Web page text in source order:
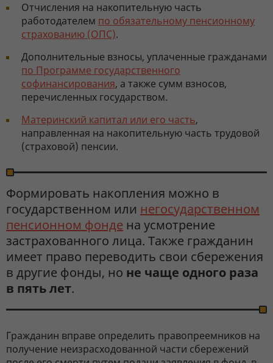
Отчисления на накопительную часть
работодателем по обязательному пенсионному
страхованию (ОПС).
Дополнительные взносы, уплаченные гражданами
по Программе государственного
софинансирования, а также сумм взносов,
перечисленных государством.
Материнский капитал или его часть,
направленная на накопительную часть трудовой
(страховой) пенсии.
Формировать накопления можно в
государственном или негосударственном
пенсионном фонде на усмотрение
застрахованного лица. Также гражданин
имеет право переводить свои сбережения
в другие фонды, но не чаще одного раза
в пять лет.
Гражданин вправе определить правопреемников на
получение неизрасходованной части сбережений